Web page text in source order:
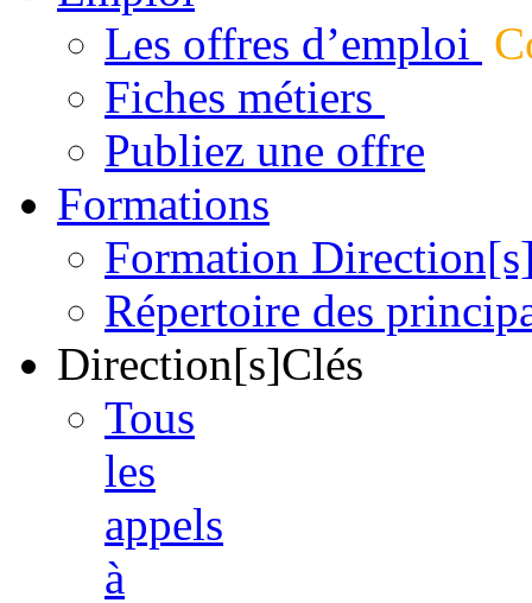
Les offres d’emploi
Fiches métiers
Publiez une offre
Formations
Formation
Répertoire des
Direction[s]Clés
Tous
les
appels
à